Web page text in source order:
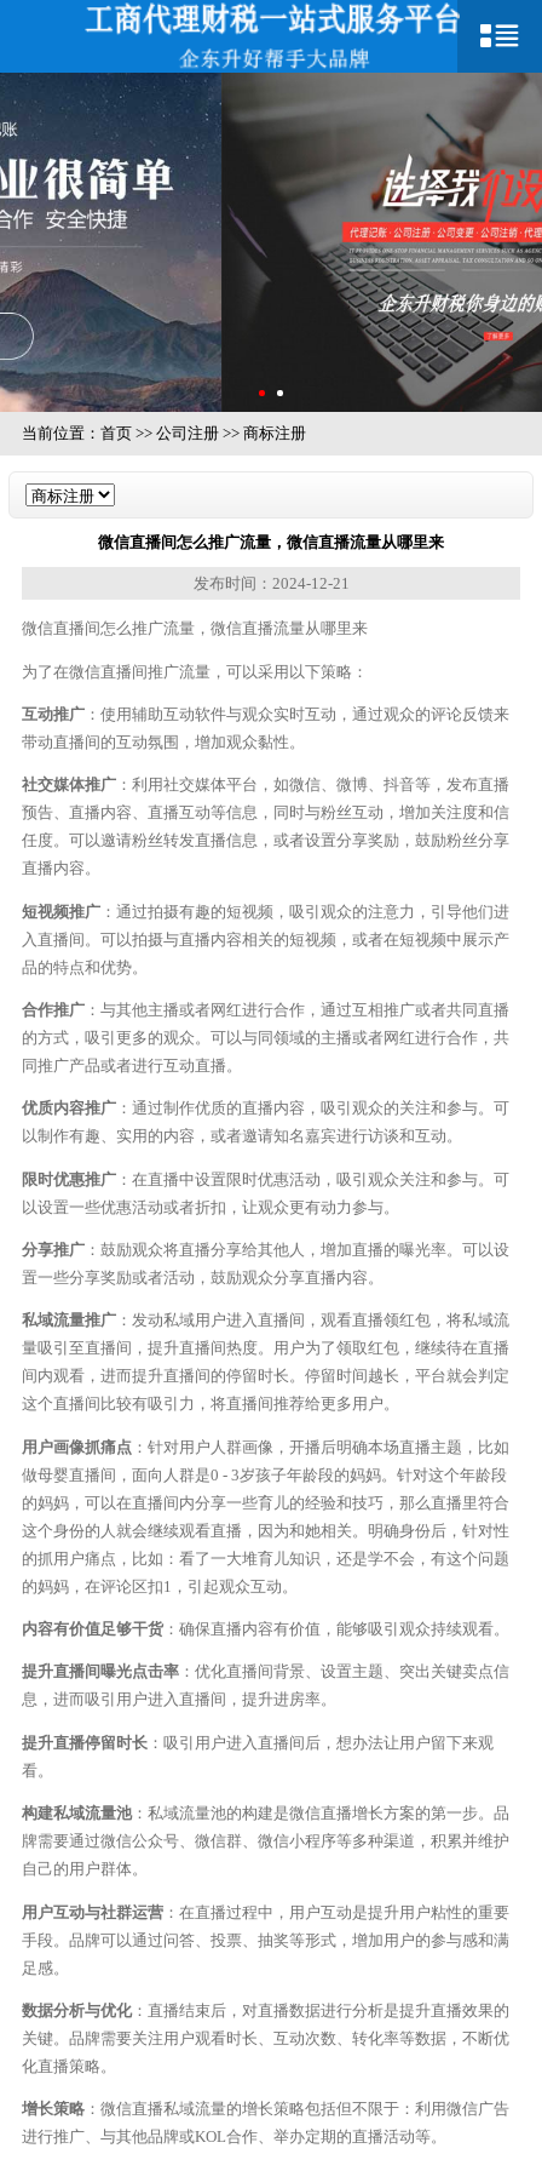
当前位置： 首页>> 公司注册>> 商标注册
微信直播间怎么推广流量，微信直播流量从哪里来
发布时间：2024-12-21
微信直播间怎么推广流量，微信直播流量从哪里来
为了在微信直播间推广流量，可以采用以下策略：
互动推广：使用辅助互动软件与观众实时互动，通过观众的评论反馈来
带动直播间的互动氛围，增加观众黏性。
社交媒体推广：利用社交媒体平台，如微信、微博、抖音等，发布直播
预告、直播内容、直播互动等信息，同时与粉丝互动，增加关注度和信
任度。可以邀请粉丝转发直播信息，或者设置分享奖励，鼓励粉丝分享
直播内容。
短视频推广：通过拍摄有趣的短视频，吸引观众的注意力，引导他们进
入直播间。可以拍摄与直播内容相关的短视频，或者在短视频中展示产
品的特点和优势。
合作推广：与其他主播或者网红进行合作，通过互相推广或者共同直播
的方式，吸引更多的观众。可以与同领域的主播或者网红进行合作，共
同推广产品或者进行互动直播。
优质内容推广：通过制作优质的直播内容，吸引观众的关注和参与。可
以制作有趣、实用的内容，或者邀请知名嘉宾进行访谈和互动。
限时优惠推广：在直播中设置限时优惠活动，吸引观众关注和参与。可
以设置一些优惠活动或者折扣，让观众更有动力参与。
分享推广：鼓励观众将直播分享给其他人，增加直播的曝光率。可以设
置一些分享奖励或者活动，鼓励观众分享直播内容。
私域流量推广：发动私域用户进入直播间，观看直播领红包，将私域流
量吸引至直播间，提升直播间热度。用户为了领取红包，继续待在直播
间内观看，进而提升直播间的停留时长。停留时间越长，平台就会判定
这个直播间比较有吸引力，将直播间推荐给更多用户。
用户画像抓痛点：针对用户人群画像，开播后明确本场直播主题，比如
做母婴直播间，面向人群是0 - 3岁孩子年龄段的妈妈。针对这个年龄段
的妈妈，可以在直播间内分享一些育儿的经验和技巧，那么直播里符合
这个身份的人就会继续观看直播，因为和她相关。明确身份后，针对性
的抓用户痛点，比如：看了一大堆育儿知识，还是学不会，有这个问题
的妈妈，在评论区扣1，引起观众互动。
内容有价值足够干货：确保直播内容有价值，能够吸引观众持续观看。
提升直播间曝光点击率：优化直播间背景、设置主题、突出关键卖点信
息，进而吸引用户进入直播间，提升进房率。
提升直播停留时长：吸引用户进入直播间后，想办法让用户留下来观
看。
构建私域流量池：私域流量池的构建是微信直播增长方案的第一步。品
牌需要通过微信公众号、微信群、微信小程序等多种渠道，积累并维护
自己的用户群体。
用户互动与社群运营：在直播过程中，用户互动是提升用户粘性的重要
手段。品牌可以通过问答、投票、抽奖等形式，增加用户的参与感和满
足感。
数据分析与优化：直播结束后，对直播数据进行分析是提升直播效果的
关键。品牌需要关注用户观看时长、互动次数、转化率等数据，不断优
化直播策略。
增长策略：微信直播私域流量的增长策略包括但不限于：利用微信广告
进行推广、与其他品牌或KOL合作、举办定期的直播活动等。